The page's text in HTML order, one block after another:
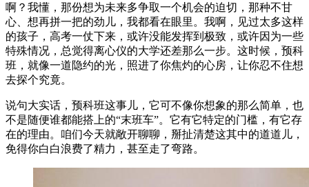
啊？我懂，那份想为未来多争取一个机会的迫切，那种不甘
心、想再拼一把的劲儿，我都看在眼里。我啊，见过太多这样
的孩子，高考一仗下来，或许没能发挥到极致，或许因为一些
特殊情况，总觉得离心仪的大学还差那么一步。这时候，预科
班，就像一道隐约的光，照进了你焦灼的心房，让你忍不住想
去探个究竟。
说句大实话，预科班这事儿，它可不像你想象的那么简单，也
不是随便谁都能搭上的“末班车”。它有它特定的门槛，有它存
在的理由。咱们今天就敞开聊聊，掰扯清楚这其中的道道儿，
免得你白白浪费了精力，甚至走了弯路。